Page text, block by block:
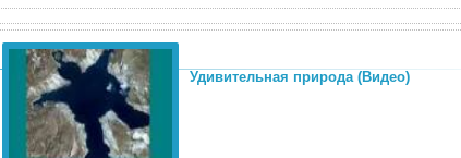
Удивительная природа (Видео)